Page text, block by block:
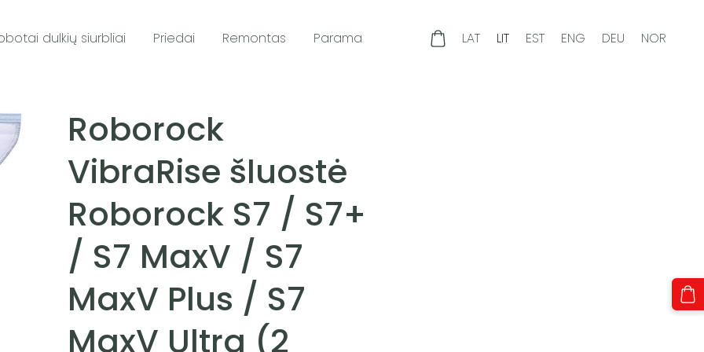
dulkių siurbliai Priedai Remontas Parama LAT LIT EST ENG DEU NOR
Roborock
VibraRise šluostė
Roborock S7 / S7+
/ S7 MaxV / S7
MaxV Plus / S7
MaxV Ultra (2